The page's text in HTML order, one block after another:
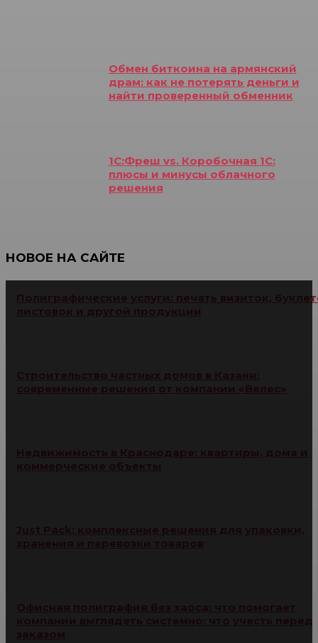
Обмен биткоина на армянский
драм: как не потерять деньги и
найти проверенный обменник
1С:Фреш vs. Коробочная 1С:
плюсы и минусы облачного
решения
НОВОЕ НА САЙТЕ
Полиграфические услуги: печать визиток,